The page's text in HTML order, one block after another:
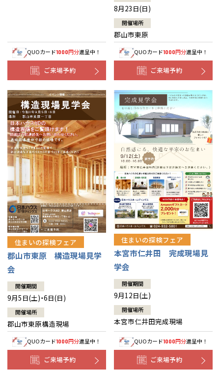
QUOカード1000円分進呈中！
ご来場予約
8月23日(日)
開催場所
郡山市東原
QUOカード1000円分進呈中！
ご来場予約
住まいの探検フェア
郡山市東原 構造現場見学
会
開催期間
9月5日(土)・6日(日)
開催場所
郡山市東原構造現場
QUOカード1000円分進呈中！
ご来場予約
住まいの探検フェア
本宮市仁井田 完成現場見
学会
開催期間
9月12日(土)
開催場所
本宮市仁井田完成現場
QUOカード1000円分進呈中！
ご来場予約